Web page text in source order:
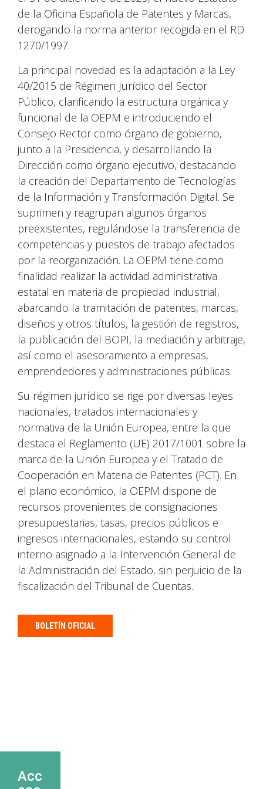
de la Oficina Española de Patentes y Marcas,
derogando la norma anterior recogida en el RD
1270/1997.
La principal novedad es la adaptación a la Ley
40/2015 de Régimen Jurídico del Sector
Público, clarificando la estructura orgánica y
funcional de la OEPM e introduciendo el
Consejo Rector como órgano de gobierno,
junto a la Presidencia, y desarrollando la
Dirección como órgano ejecutivo, destacando
la creación del Departamento de Tecnologías
de la Información y Transformación Digital. Se
suprimen y reagrupan algunos órganos
preexistentes, regulándose la transferencia de
competencias y puestos de trabajo afectados
por la reorganización. La OEPM tiene como
finalidad realizar la actividad administrativa
estatal en materia de propiedad industrial,
abarcando la tramitación de patentes, marcas,
diseños y otros títulos, la gestión de registros,
la publicación del BOPI, la mediación y arbitraje,
así como el asesoramiento a empresas,
emprendedores y administraciones públicas.
Su régimen jurídico se rige por diversas leyes
nacionales, tratados internacionales y
normativa de la Unión Europea, entre la que
destaca el Reglamento (UE) 2017/1001 sobre la
marca de la Unión Europea y el Tratado de
Cooperación en Materia de Patentes (PCT). En
el plano económico, la OEPM dispone de
recursos provenientes de consignaciones
presupuestarias, tasas, precios públicos e
ingresos internacionales, estando su control
interno asignado a la Intervención General de
la Administración del Estado, sin perjuicio de la
fiscalización del Tribunal de Cuentas.
BOLETÍN OFICIAL
Acc